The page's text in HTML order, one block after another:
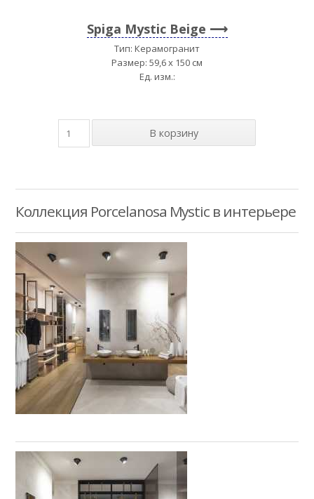
Spiga Mystic Beige
Тип: Керамогранит
Размер: 59,6 x 150 см
Ед. изм.:
Коллекция Porcelanosa Mystic в интерьере